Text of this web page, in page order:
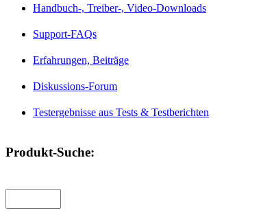
Handbuch-, Treiber-, Video-Downloads
Support-FAQs
Erfahrungen, Beiträge
Diskussions-Forum
Testergebnisse aus Tests & Testberichten
Produkt-Suche: